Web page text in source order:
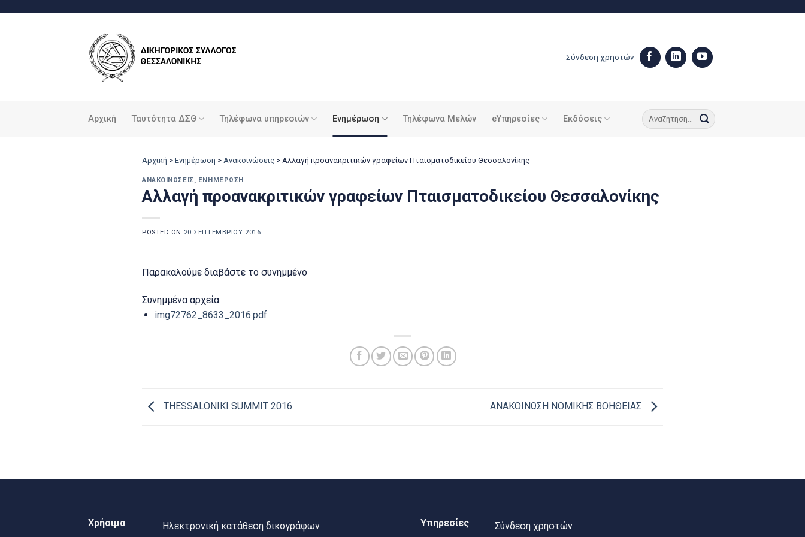
Σύνδεση χρηστών
Αρχική Ταυτότητα ΔΣΘ Τηλέφωνα υπηρεσιών Ενημέρωση Τηλέφωνα Μελών eΥπηρεσίες Εκδόσεις
Αρχική > Ενημέρωση > Ανακοινώσεις > Αλλαγή προανακριτικών γραφείων Πταισματοδικείου Θεσσαλονίκης
ΑΝΑΚΟΙΝΏΣΕΙΣ , ΕΝΗΜΈΡΩΣΗ
Αλλαγή προανακριτικών γραφείων Πταισματοδικείου Θεσσαλονίκης
POSTED ON 20 ΣΕΠΤΕΜΒΡΊΟΥ 2016
Παρακαλούμε διαβάστε το συνημμένο
Συνημμένα αρχεία:
img72762_8633_2016.pdf
THESSALONIKI SUMMIT 2016 ΑΝΑΚΟΙΝΩΣΗ ΝΟΜΙΚΗΣ ΒΟΗΘΕΙΑΣ
Χρήσιμα Ηλεκτρονική κατάθεση δικογράφων Υπηρεσίες Σύνδεση χρηστών